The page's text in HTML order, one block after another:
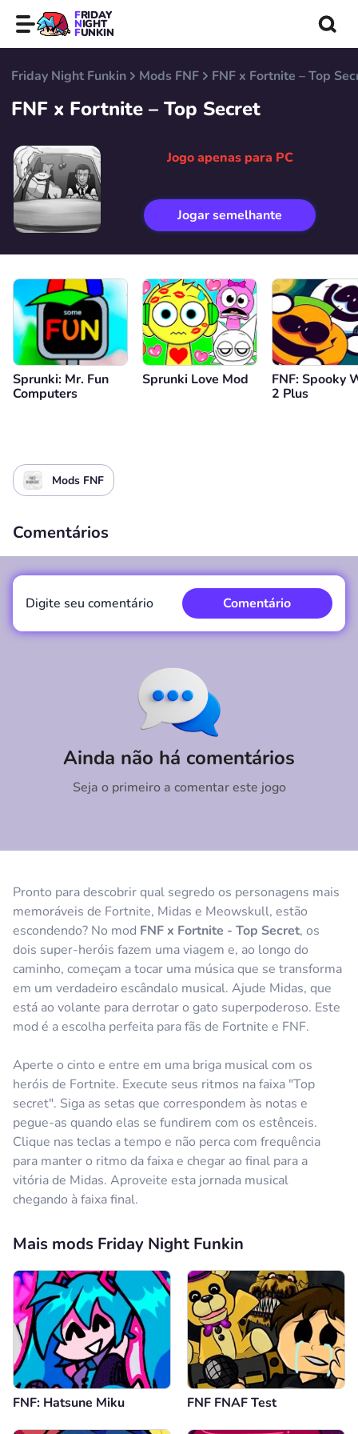
FRIDAY
NIGHT
FUNKIN
Friday Night Funkin Mods FNF FNF x Fortnite – Top
FNF x Fortnite – Top Secret
Jogo apenas para PC
Jogar semelhante
Sprunki: Mr. Fun
Computers
Sprunki Love Mod
FNF: Spooky
2 Plus
Mods FNF
Pronto para descobrir qual segredo os personagens mais
memoráveis de Fortnite, Midas e Meowskull, estão
escondendo? No mod FNF x Fortnite - Top Secret, os
dois super-heróis fazem uma viagem e, ao longo do
caminho, começam a tocar uma música que se transforma
em um verdadeiro escândalo musical. Ajude Midas, que
está ao volante para derrotar o gato superpoderoso. Este
mod é a escolha perfeita para fãs de Fortnite e FNF.
Aperte o cinto e entre em uma briga musical com os
heróis de Fortnite. Execute seus ritmos na faixa "Top
secret". Siga as setas que correspondem às notas e
pegue-as quando elas se fundirem com os estênceis.
Clique nas teclas a tempo e não perca com frequência
para manter o ritmo da faixa e chegar ao final para a
vitória de Midas. Aproveite esta jornada musical
chegando à faixa final.
Comentários
Ainda não há comentários
Seja o primeiro a comentar este jogo
Digite seu comentário Comentário
Mais mods Friday Night Funkin
FNF: Hatsune Miku FNF FNAF Test